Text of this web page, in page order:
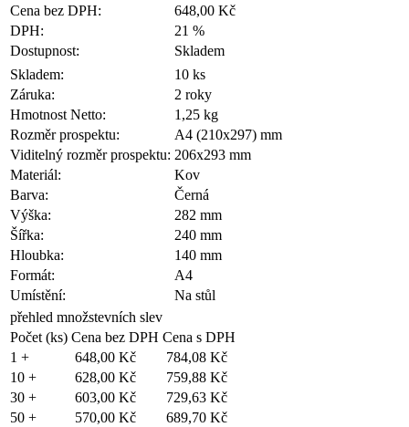
Cena bez DPH:
648,00 Kč
DPH:
21 %
Dostupnost:
Skladem
Skladem:
10 ks
Záruka:
2 roky
Hmotnost Netto:
1,25 kg
Rozměr prospektu:
A4 (210x297) mm
Viditelný rozměr prospektu: 206x293 mm
Materiál:
Kov
Barva:
Černá
Výška:
282 mm
Šířka:
240 mm
Hloubka:
140 mm
Formát:
A4
Umístění:
Na stůl
přehled množstevních slev
Počet (ks) Cena bez DPH Cena s DPH
1 +
648,00 Kč
784,08 Kč
10 +
628,00 Kč
759,88 Kč
30 +
603,00 Kč
729,63 Kč
50 +
570,00 Kč
689,70 Kč